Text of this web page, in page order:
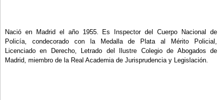
Nació en Madrid el año 1955. Es Inspector del Cuerpo Nacional de
Policía, condecorado con la Medalla de Plata al Mérito Policial,
Licenciado en Derecho, Letrado del Ilustre Colegio de Abogados de
Madrid, miembro de la Real Academia de Jurisprudencia y Legislación.